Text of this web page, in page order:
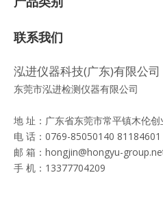
联系我们
泓进仪器科技(广东)有限公司
东莞市泓进检测仪器有限公司
地 址：广东省东莞市常平镇木伦
电 话：0769-85050140 81184601
邮 箱： hongjin@hongyu-
手 机：13377704209